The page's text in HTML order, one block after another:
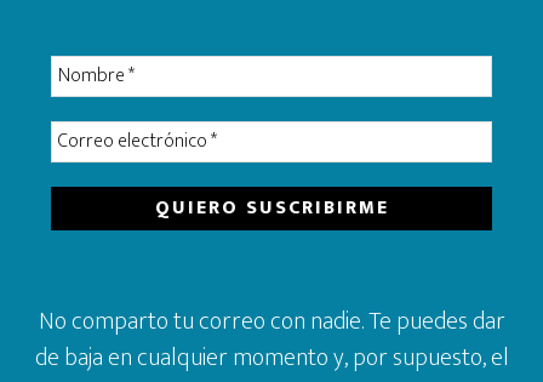
No comparto tu correo con nadie. Te puedes dar
de baja en cualquier momento y, por supuesto, el